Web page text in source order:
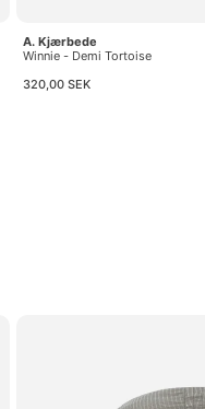
A. Kjærbede
Winnie - Demi Tortoise
320,00 SEK